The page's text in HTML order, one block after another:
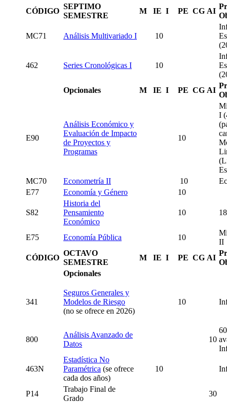
CÓDIGO
SEPTIMO
SEMESTRE
M IE I PE CG AI
MC71 Análisis Multivariado I 10
462 Series Cronológicas I 10
Opcionales
M IE I PE CG AI
E90
Análisis Económico y
Evaluación de Impacto
de Proyectos y
Programas
10
I
MC70
Econometría II 10
E77
Economía y Género 10
S82
Historia del
Pensamiento
Económico
10
E75 Economía Pública 10
II
CÓDIGO
OCTAVO
SEMESTRE
M IE I PE CG AI
Opcionales
341
Seguros Generales y
Modelos de Riesgo
(no se ofrece en 2026)
10
800
Análisis Avanzado de
Datos
10
463N
Estadística No
Paramétrica (se ofrece
cada dos años)
10
P14
Trabajo Final de
Grado
30